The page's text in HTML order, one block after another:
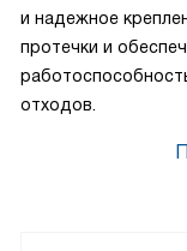
и надежное
протечки и
отходов.